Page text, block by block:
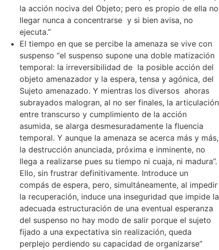
la acción nociva del Objeto; pero es propio de ella no
llegar nunca a concentrarse y si bien avisa, no
ejecuta.”
El tiempo en que se percibe la amenaza se vive con
suspenso “el suspenso supone una doble matización
temporal: la irreversibilidad de la posible acción del
objeto amenazador y la espera, tensa y agónica, del
Sujeto amenazado. Y mientras los diversos ahoras
subrayados malogran, al no ser finales, la articulación
entre transcurso y cumplimiento de la acción
asumida, se alarga desmesuradamente la fluencia
temporal. Y aunque la amenaza se acerca más y más,
la destrucción anunciada, próxima e inminente, no
llega a realizarse pues su tiempo ni cuaja, ni madura”.
Ello, sin frustrar definitivamente. Introduce un
compás de espera, pero, simultáneamente, al impedir
la recuperación, induce una inseguridad que impide la
adecuada estructuración de una eventual esperanza
del suspenso no hay modo de salir porque el sujeto
fijado a una expectativa sin realización, queda
perplejo perdiendo su capacidad de organizarse”